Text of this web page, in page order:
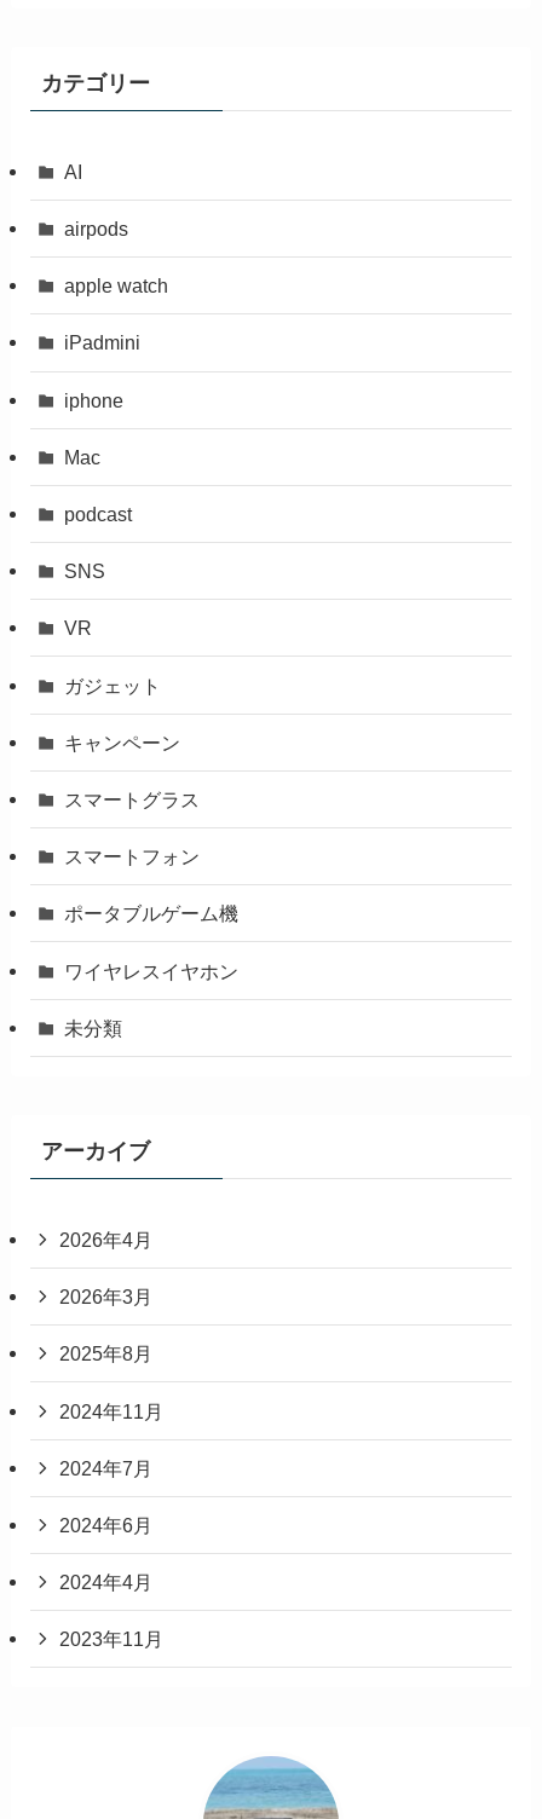
カテゴリー
AI
airpods
apple watch
iPadmini
iphone
Mac
podcast
SNS
VR
ガジェット
キャンペーン
スマートグラス
スマートフォン
ポータブルゲーム機
ワイヤレスイヤホン
未分類
アーカイブ
2026年4月
2026年3月
2025年8月
2024年11月
2024年7月
2024年6月
2024年4月
2023年11月